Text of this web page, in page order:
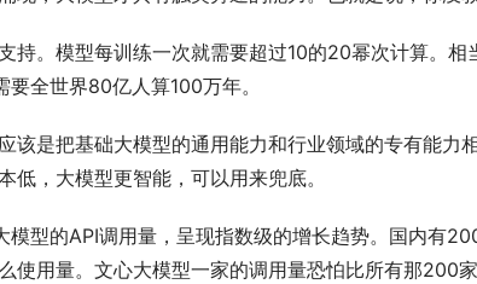
持。模型每训练一次就需要超过10的20幂次计算。
全世界80亿人算100万年。
该是把基础大模型的通用能力和行业领域的专有能力
低，大模型更智能，可以用来兜底。
模型的API调用量，呈现指数级的增长趋势。国内有
使用量。文心大模型一家的调用量恐怕比所有那200家